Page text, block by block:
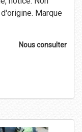
Marque
Nous consulter